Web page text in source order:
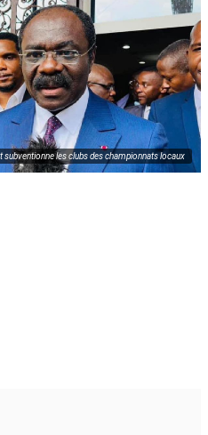
subventionne les clubs des championnats locaux